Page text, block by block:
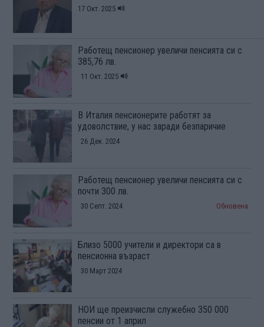
17 Окт. 2025
Работещ пенсионер увеличи пенсията си с
385,76 лв.
11 Окт. 2025
В Италия пенсионерите работят за
удоволствие, у нас заради безпаричие
26 Дек. 2024
Работещ пенсионер увеличи пенсията си с
почти 300 лв.
30 Септ. 2024 Обновена
Близо 5000 учители и директори са в
пенсионна възраст
30 Март 2024
НОИ ще преизчисли служебно 350 000
пенсии от 1 април